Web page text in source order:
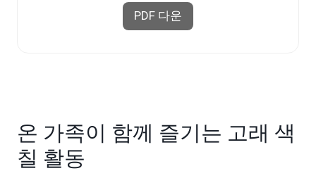
PDF 다운
온 가족이 함께 즐기는 고래 색
칠 활동